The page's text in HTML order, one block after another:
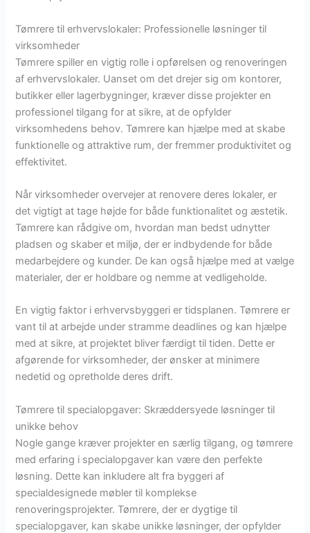
Tømrere til erhvervslokaler: Professionelle løsninger til
virksomheder
Tømrere spiller en vigtig rolle i opførelsen og renoveringen
af erhvervslokaler. Uanset om det drejer sig om kontorer,
butikker eller lagerbygninger, kræver disse projekter en
professionel tilgang for at sikre, at de opfylder
virksomhedens behov. Tømrere kan hjælpe med at skabe
funktionelle og attraktive rum, der fremmer produktivitet og
effektivitet.
Når virksomheder overvejer at renovere deres lokaler, er
det vigtigt at tage højde for både funktionalitet og æstetik.
Tømrere kan rådgive om, hvordan man bedst udnytter
pladsen og skaber et miljø, der er indbydende for både
medarbejdere og kunder. De kan også hjælpe med at vælge
materialer, der er holdbare og nemme at vedligeholde.
En vigtig faktor i erhvervsbyggeri er tidsplanen. Tømrere er
vant til at arbejde under stramme deadlines og kan hjælpe
med at sikre, at projektet bliver færdigt til tiden. Dette er
afgørende for virksomheder, der ønsker at minimere
nedetid og opretholde deres drift.
Tømrere til specialopgaver: Skræddersyede løsninger til
unikke behov
Nogle gange kræver projekter en særlig tilgang, og tømrere
med erfaring i specialopgaver kan være den perfekte
løsning. Dette kan inkludere alt fra byggeri af
specialdesignede møbler til komplekse
renoveringsprojekter. Tømrere, der er dygtige til
specialopgaver, kan skabe unikke løsninger, der opfylder